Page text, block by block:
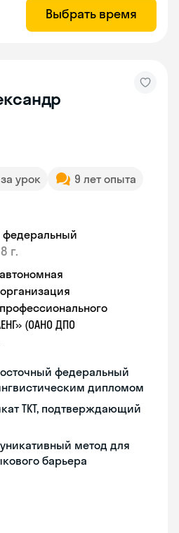
Выбрать время
урок
9 лет опыта
федеральный
г.
(ОАНО ДПО
федеральный
дипломом
TKT, подтверждающий
метод для
барьера